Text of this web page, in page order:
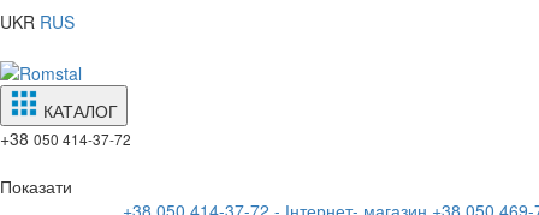
UKR RUS
КАТАЛОГ
+38 050 414-37-72
Показати
+38 050 414-37-72 - Інтернет- магазин +38 050